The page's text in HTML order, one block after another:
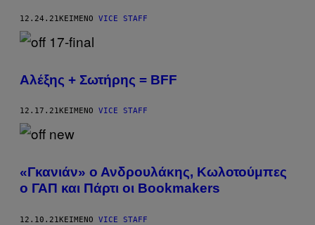
12.24.21ΚΕΊΜΕΝΟ VICE STAFF
Αλέξης + Σωτήρης = BFF
12.17.21 ΚΕΊΜΕΝΟ VICE STAFF
«Γκανιάν» ο Ανδρουλάκης, Κωλοτούμπες
ο ΓΑΠ και Πάρτι οι Bookmakers
12.10.21ΚΕΊΜΕΝΟ VICE STAFF